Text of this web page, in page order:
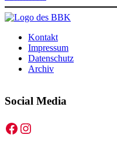
Kontakt
Impressum
Datenschutz
Archiv
Social Media
Facebook
Instagram